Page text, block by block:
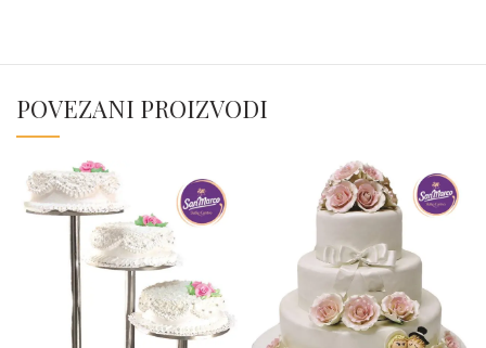
POVEZANI PROIZVODI